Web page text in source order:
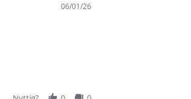
06/01/26